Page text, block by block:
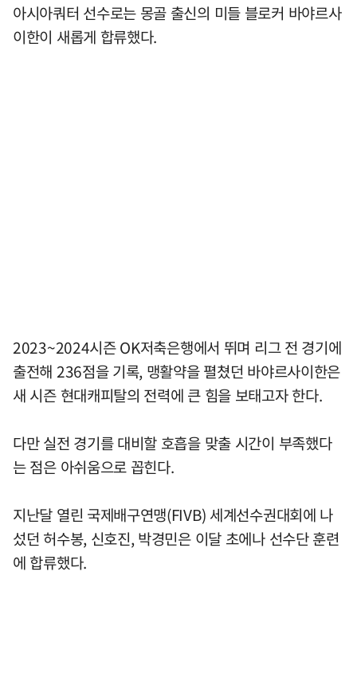
아시아쿼터 선수로는 몽골 출신의 미들 블로커 바야르사
이한이 새롭게 합류했다.
2023~2024시즌 OK저축은행에서 뛰며 리그 전 경기에
출전해 236점을 기록, 맹활약을 펼쳤던 바야르사이한은
새 시즌 현대캐피탈의 전력에 큰 힘을 보태고자 한다.
다만 실전 경기를 대비할 호흡을 맞출 시간이 부족했다
는 점은 아쉬움으로 꼽힌다.
지난달 열린 국제배구연맹(FIVB) 세계선수권대회에 나
섰던 허수봉, 신호진, 박경민은 이달 초에나 선수단 훈련
에 합류했다.